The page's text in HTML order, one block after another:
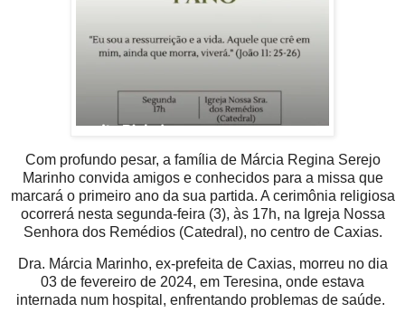
Com profundo pesar, a família de Márcia Regina Serejo
Marinho convida amigos e conhecidos para a missa que
marcará o primeiro ano da sua partida. A cerimônia religiosa
ocorrerá nesta segunda-feira (3), às 17h, na Igreja Nossa
Senhora dos Remédios (Catedral), no centro de Caxias.
Dra. Márcia Marinho, ex-prefeita de Caxias, morreu no dia
03 de fevereiro de 2024, em Teresina, onde estava
internada num hospital, enfrentando problemas de saúde.